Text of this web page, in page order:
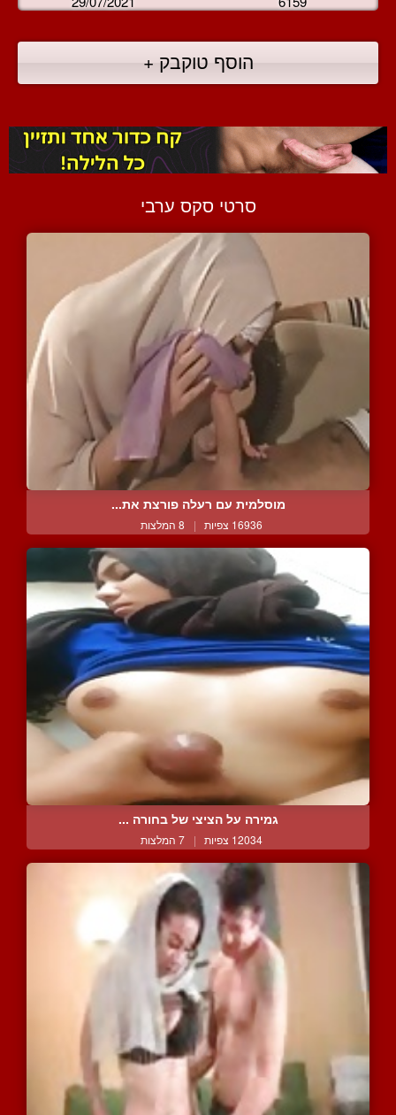
הוסף טוקבק +
סרטי סקס ערבי
מוסלמית עם רעלה פורצת את...
16936 צפיות | 8 המלצות
גמירה על הציצי של בחורה ...
12034 צפיות | 7 המלצות